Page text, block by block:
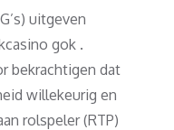
uitgeven
gok .
bekrachtigen dat
willekeurig en
rolspeler (RTP)